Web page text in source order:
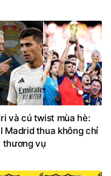
và cú twist mùa hè:
Madrid thua không chỉ
thương vụ